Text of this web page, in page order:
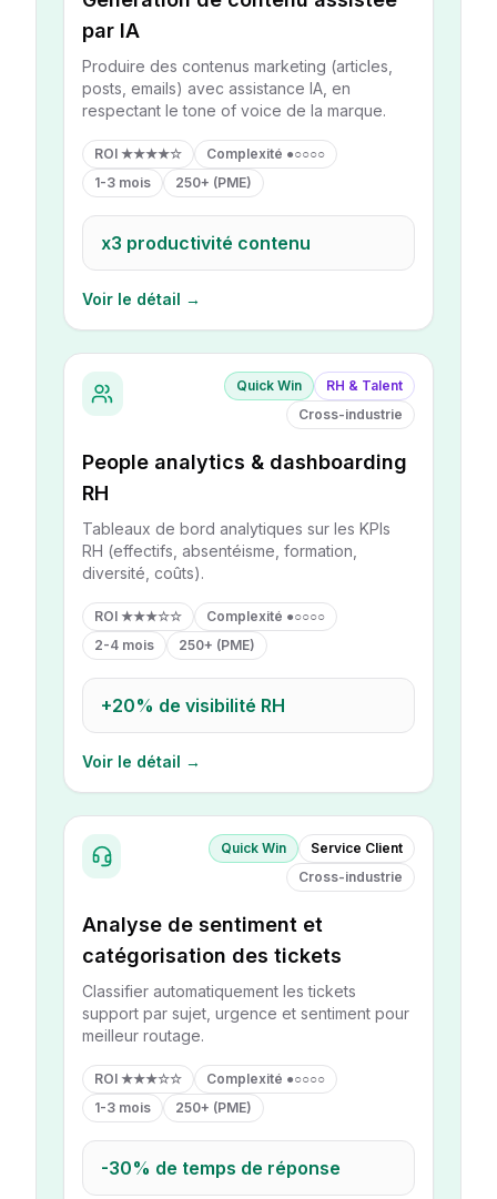
par IA
Produire des contenus marketing (articles,
posts, emails) avec assistance IA, en
respectant le tone of voice de la marque.
ROI ★★★★☆ Complexité ●○○○○
1-3 mois
250+ (PME)
x3 productivité contenu
Voir le détail →
Quick Win
RH & Talent
Cross-industrie
People analytics & dashboarding
RH
Tableaux de bord analytiques sur les KPIs
RH (effectifs, absentéisme, formation,
diversité, coûts).
ROI ★★★☆☆ Complexité ●○○○○
2-4 mois
250+ (PME)
+20% de visibilité RH
Voir le détail →
Quick Win
Service Client
Cross-industrie
Analyse de sentiment et
catégorisation des tickets
Classifier automatiquement les tickets
support par sujet, urgence et sentiment pour
meilleur routage.
ROI ★★★☆☆ Complexité ●○○○○
1-3 mois
250+ (PME)
-30% de temps de réponse